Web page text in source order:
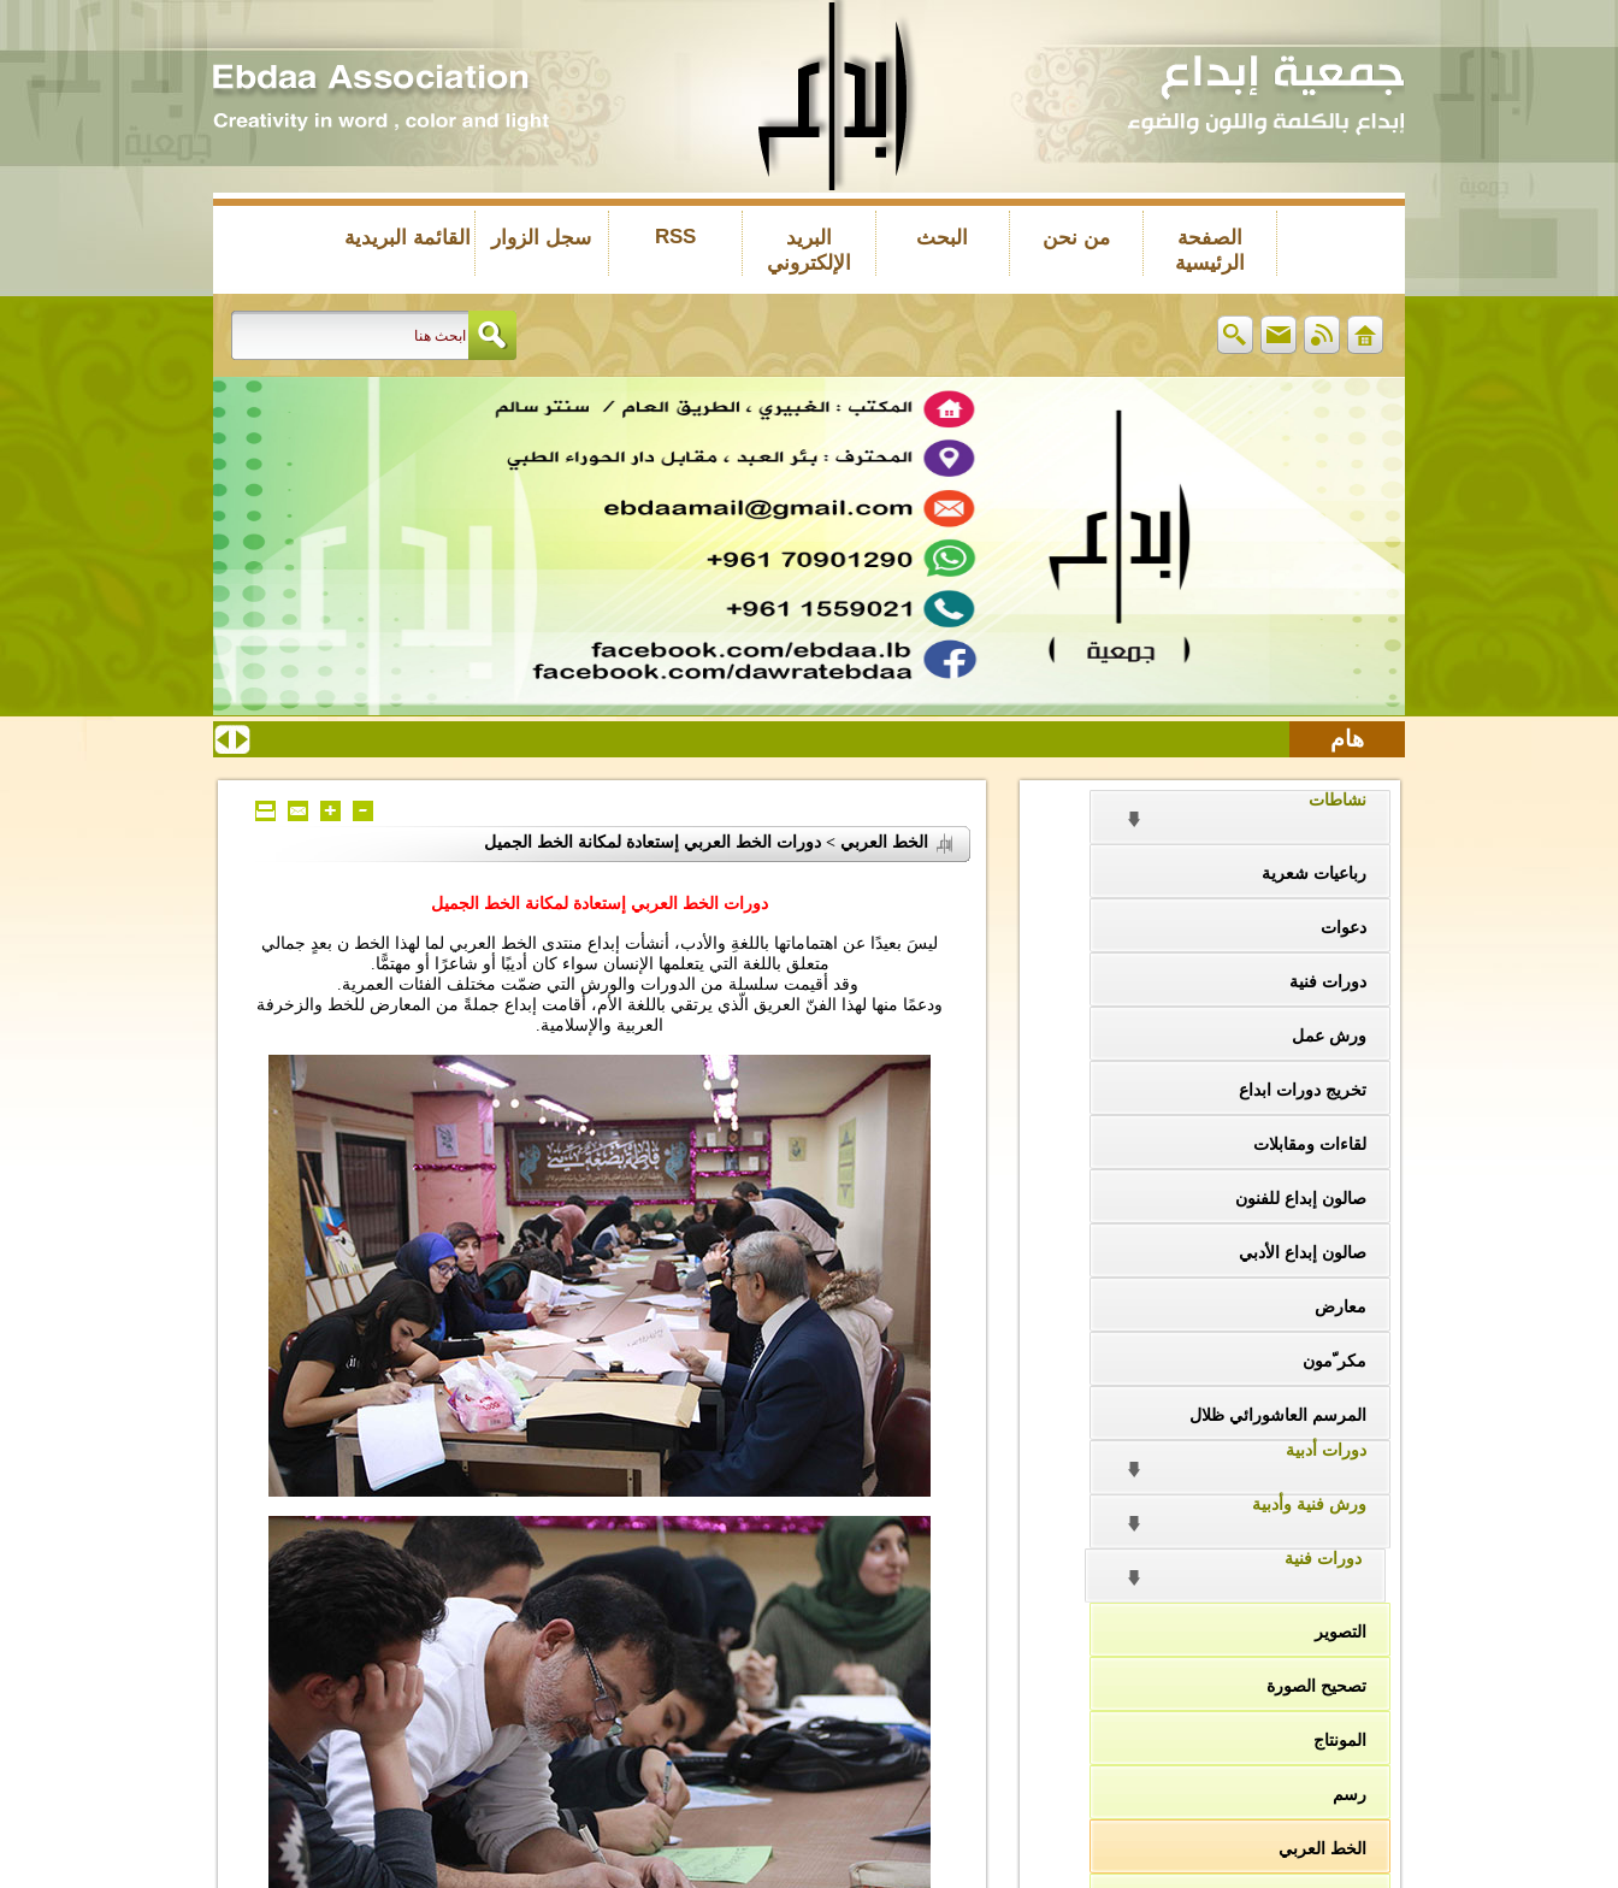
الصفحة
الرئيسية
من نحن البحث
البريد
الإلكتروني
RSS سجل الزوار القائمة البريدية
هام
نشاطات
رباعيات شعرية
دعوات
دورات فنية
ورش عمل
تخريج دورات ابداع
لقاءات ومقابلات
صالون إبداع للفنون
صالون إبداع الأدبي
معارض
مكر ّمون
المرسم العاشورائي ظلال
دورات أدبية
ورش فنية وأدبية
دورات فنية
التصوير
تصحيح الصورة
المونتاج
رسم
الخط العربي
الخط العربي > دورات الخط العربي إستعادة لمكانة الخط الجميل
دورات الخط العربي إستعادة لمكانة الخط الجميل
ليسَ بعيدًا عن اهتماماتها باللغةِ والأدب، أنشأت إبداع منتدى الخط العربي لما لهذا الخط ن بعدٍ جمالي
متعلق باللغة التي يتعلمها الإنسان سواء كان أديبًا أو شاعرًا أو مهتمًّا.
وقد أقيمت سلسلة من الدورات والورش التي ضمّت مختلف الفئات العمرية.
ودعمًا منها لهذا الفنّ العريق الّذي يرتقي باللغة الأم، أقامت إبداع جملةً من المعارض للخط والزخرفة
العربية والإسلامية.